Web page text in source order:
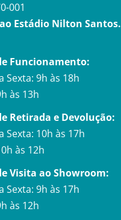
001
Estádio Nilton Santos.
Funcionamento:
Sexta: 9h às 18h
às 13h
Retirada e Devolução:
Sexta: 10h às 17h
às 12h
Visita ao Showroom:
Sexta: 9h às 17h
às 12h